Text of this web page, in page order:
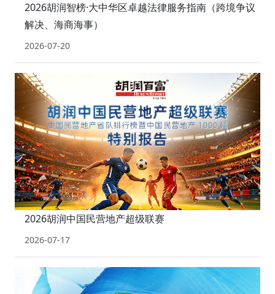
2026胡润智榜·大中华区卓越法律服务指南（跨境争议
解决、海商海事）
2026-07-20
2026胡润中国民营地产超级联赛
2026-07-17